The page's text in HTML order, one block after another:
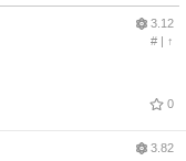
3.12
#| ↑
0
3.82